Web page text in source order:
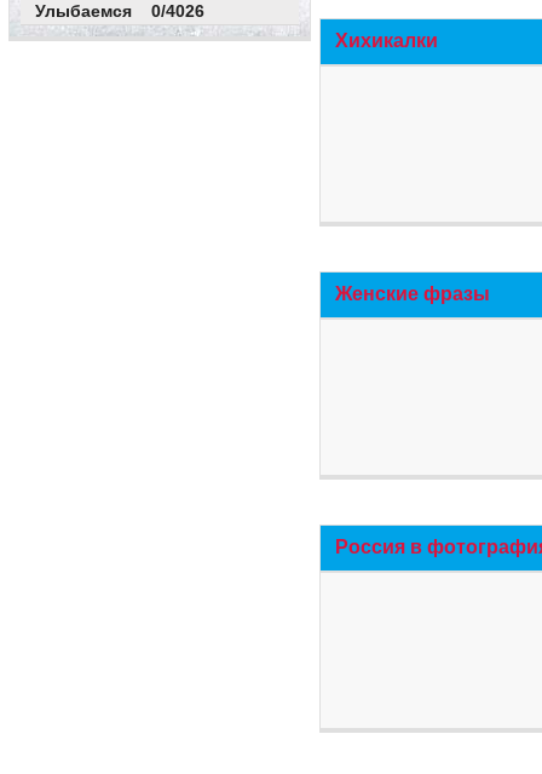
Улыбаемся 0/4026
Хихикалки
Женские фразы
Россия в